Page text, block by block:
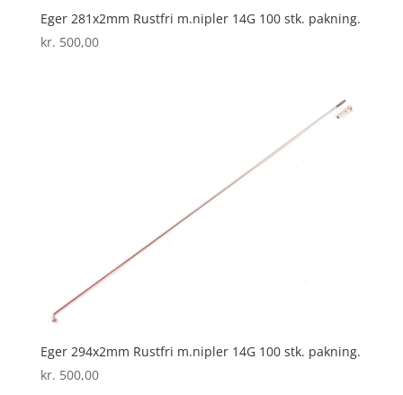
Eger 281x2mm Rustfri m.nipler 14G 100 stk. pakning.
kr. 500,00
Eger 294x2mm Rustfri m.nipler 14G 100 stk. pakning.
kr. 500,00